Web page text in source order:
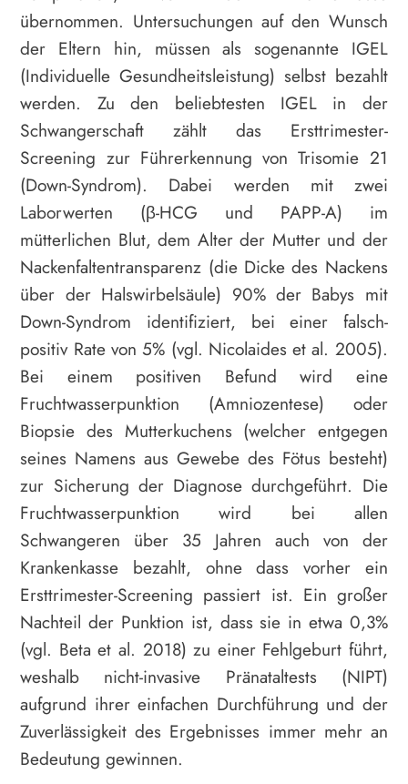
übernommen. Untersuchungen auf den Wunsch
der Eltern hin, müssen als sogenannte IGEL
(Individuelle Gesundheitsleistung) selbst bezahlt
werden. Zu den beliebtesten IGEL in der
Schwangerschaft zählt das Ersttrimester-
Screening zur Führerkennung von Trisomie 21
(Down-Syndrom). Dabei werden mit zwei
Laborwerten (β-HCG und PAPP-A) im
mütterlichen Blut, dem Alter der Mutter und der
Nackenfaltentransparenz (die Dicke des Nackens
über der Halswirbelsäule) 90% der Babys mit
Down-Syndrom identifiziert, bei einer falsch-
positiv Rate von 5% (vgl. Nicolaides et al. 2005).
Bei einem positiven Befund wird eine
Fruchtwasserpunktion (Amniozentese) oder
Biopsie des Mutterkuchens (welcher entgegen
seines Namens aus Gewebe des Fötus besteht)
zur Sicherung der Diagnose durchgeführt. Die
Fruchtwasserpunktion wird bei allen
Schwangeren über 35 Jahren auch von der
Krankenkasse bezahlt, ohne dass vorher ein
Ersttrimester-Screening passiert ist. Ein großer
Nachteil der Punktion ist, dass sie in etwa 0,3%
(vgl. Beta et al. 2018) zu einer Fehlgeburt führt,
weshalb nicht-invasive Pränataltests (NIPT)
aufgrund ihrer einfachen Durchführung und der
Zuverlässigkeit des Ergebnisses immer mehr an
Bedeutung gewinnen.